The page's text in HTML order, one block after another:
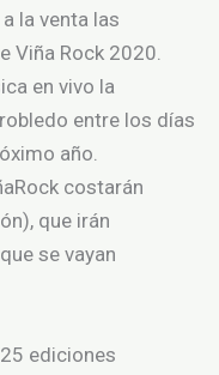
la venta las
Viña Rock 2020.
en vivo la
entre los días
año.
costarán
que irán
se vayan
ediciones